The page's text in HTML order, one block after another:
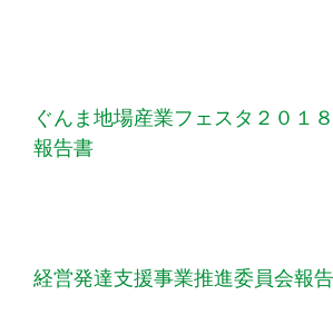
ぐんま地場産業フェスタ２０１
報告書
経営発達支援事業推進委員会報